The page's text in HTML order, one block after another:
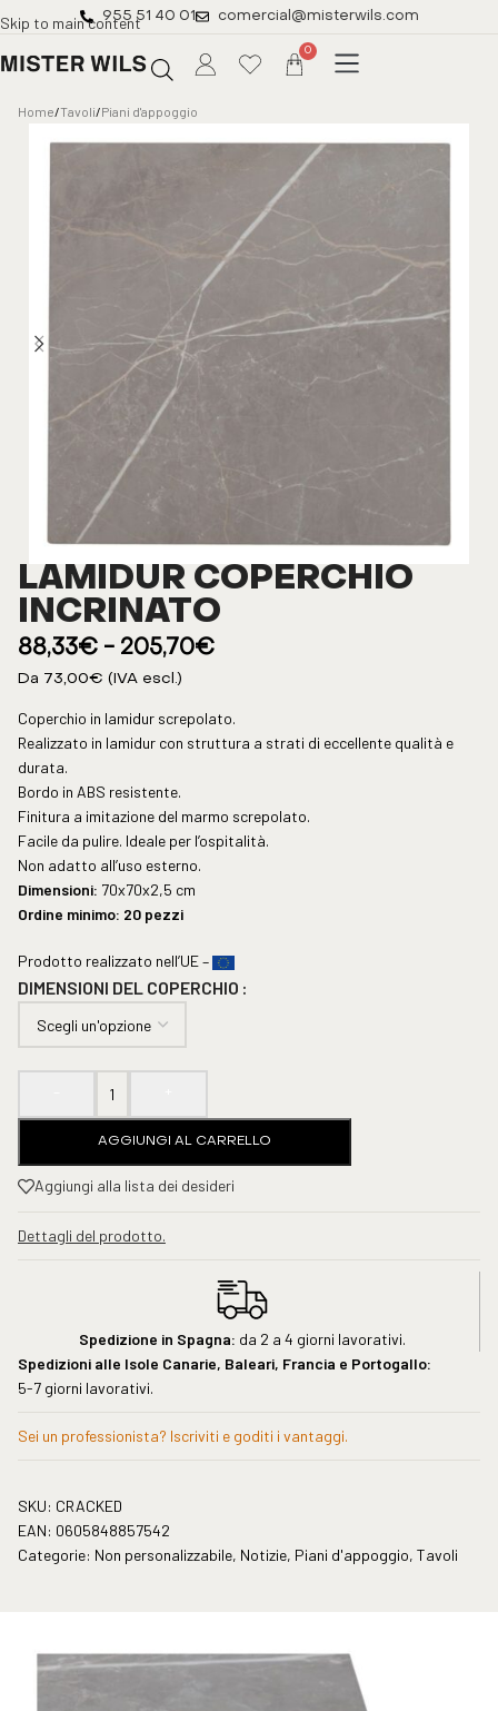
Skip to main content955 51 40 01 comercial@misterwils.com
0
Home/Tavoli/Piani d'appoggio
LAMIDUR COPERCHIO
INCRINATO
88,33€ - 205,70€
Da 73,00€ (IVA escl.)
Coperchio in lamidur screpolato.
Realizzato in lamidur con struttura a strati di eccellente qualità e
durata.
Bordo in ABS resistente.
Finitura a imitazione del marmo screpolato.
Facile da pulire. Ideale per l’ospitalità.
Non adatto all’uso esterno.
Dimensioni: 70x70x2,5 cm
Ordine minimo: 20 pezzi
Prodotto realizzato nell’UE –
DIMENSIONI DEL COPERCHIO
AGGIUNGI AL CARRELLO
Aggiungi alla lista dei desideri
Dettagli del prodotto.
Spedizione in Spagna: da 2 a 4 giorni lavorativi.
Spedizioni alle Isole Canarie, Baleari, Francia e Portogallo:
5-7 giorni lavorativi.
Sei un professionista? Iscriviti e goditi i vantaggi.
SKU: CRACKED
EAN: 0605848857542
Categorie: Non personalizzabile, Notizie, Piani d'appoggio, Tavoli